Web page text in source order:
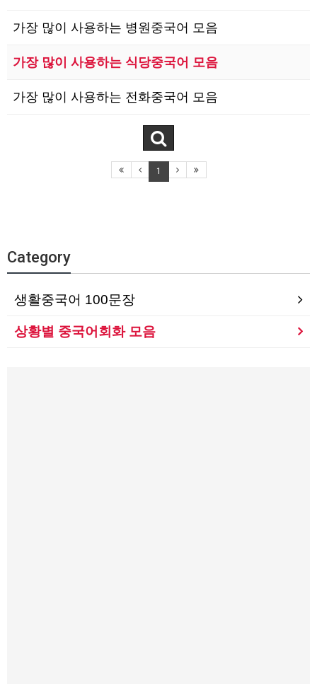
가장 많이 사용하는 병원중국어 모음
가장 많이 사용하는 식당중국어 모음
가장 많이 사용하는 전화중국어 모음
1
Category
생활중국어 100문장
상황별 중국어회화 모음